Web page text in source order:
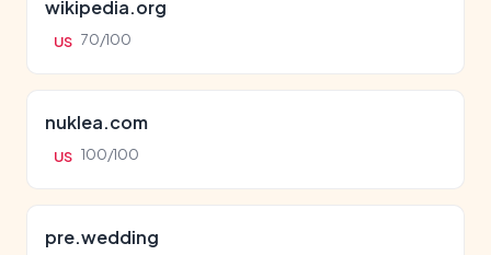
wikipedia.org
US 70/100
nuklea.com
US 100/100
pre.wedding